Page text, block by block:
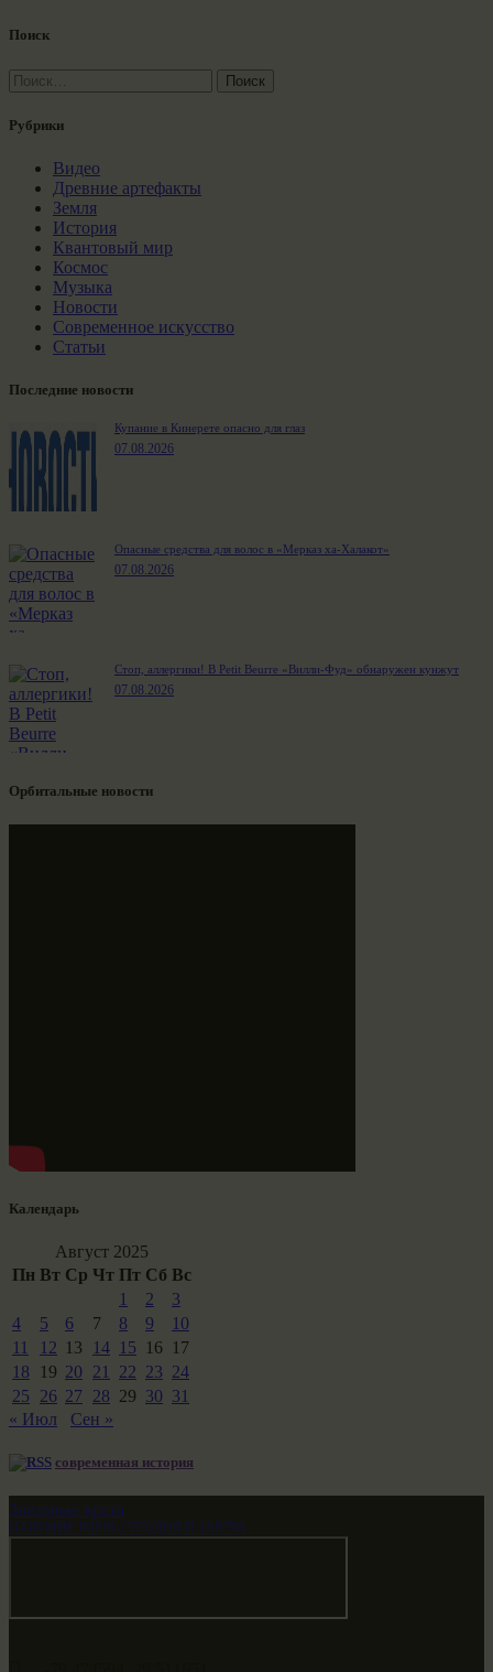
Поиск
Найти:
Рубрики
Видео
Древние артефакты
Земля
История
Квантовый мир
Космос
Музыка
Новости
Современное искусство
Статьи
Последние новости
Купание в Кинерете опасно для глаз
07.08.2026
Опасные средства для волос в «Мерказ ха-Халакот»
07.08.2026
Стоп, аллергики! В Petit Beurre «Вилли-Фуд» обнаружен кунжут
07.08.2026
Орбитальные новости
Календарь
Август 2025
Пн Вт Ср Чт Пт Сб Вс
1
2
3
4
5 6 7 8 9
10
11
12 13 14 15 16 17
18
19 20 21 22 23 24
25
26 27 28 29 30 31
« Июл
Сен »
современная история
Звездные врата
НАШ МИР ВЧЕРА СЕГОДНЯ И ЗАВТРА